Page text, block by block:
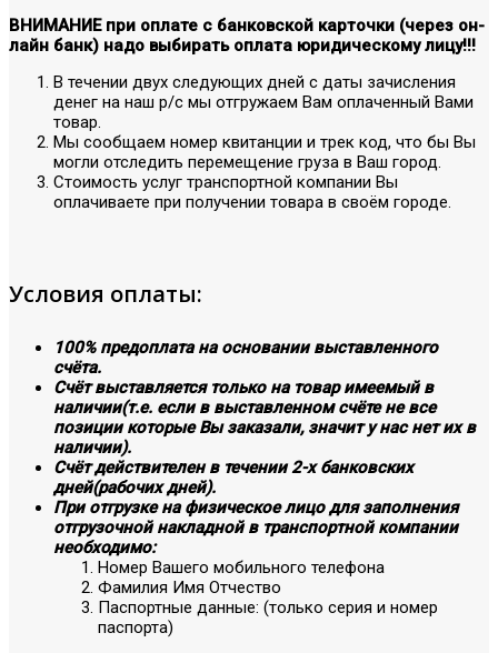
ВНИМАНИЕ при оплате с банковской карточки (через он-
лайн банк) надо выбирать оплата юридическому лицу!!!
В течении двух следующих дней с даты зачисления
денег на наш р/с мы отгружаем Вам оплаченный Вами
товар.
Мы сообщаем номер квитанции и трек код, что бы Вы
могли отследить перемещение груза в Ваш город.
Стоимость услуг транспортной компании Вы
оплачиваете при получении товара в своём городе.
Условия оплаты:
100% предоплата на основании выставленного
счёта.
Счёт выставляется только на товар имеемый в
наличии(т.е. если в выставленном счёте не все
позиции которые Вы заказали, значит у нас нет их в
наличии).
Счёт действителен в течении 2-х банковских
дней(рабочих дней).
При отгрузке на физическое лицо для заполнения
отгрузочной накладной в транспортной компании
необходимо:
Номер Вашего мобильного телефона
Фамилия Имя Отчество
Паспортные данные: (только серия и номер
паспорта)